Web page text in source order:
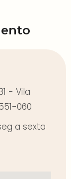
- Vila
060
a sexta